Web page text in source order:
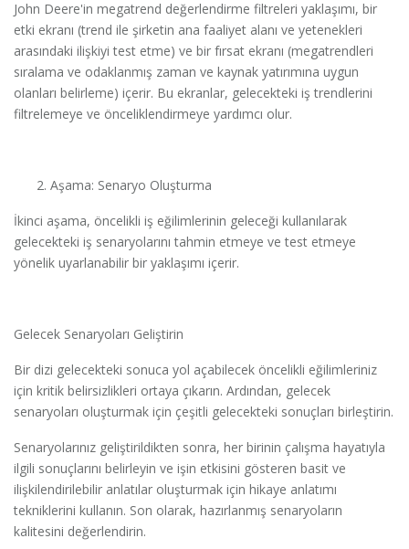
John Deere'in megatrend değerlendirme filtreleri yaklaşımı, bir
etki ekranı (trend ile şirketin ana faaliyet alanı ve yetenekleri
arasındaki ilişkiyi test etme) ve bir fırsat ekranı (megatrendleri
sıralama ve odaklanmış zaman ve kaynak yatırımına uygun
olanları belirleme) içerir. Bu ekranlar, gelecekteki iş trendlerini
filtrelemeye ve önceliklendirmeye yardımcı olur.
Aşama: Senaryo Oluşturma
İkinci aşama, öncelikli iş eğilimlerinin geleceği kullanılarak
gelecekteki iş senaryolarını tahmin etmeye ve test etmeye
yönelik uyarlanabilir bir yaklaşımı içerir.
Gelecek Senaryoları Geliştirin
Bir dizi gelecekteki sonuca yol açabilecek öncelikli eğilimleriniz
için kritik belirsizlikleri ortaya çıkarın. Ardından, gelecek
senaryoları oluşturmak için çeşitli gelecekteki sonuçları birleştirin.
Senaryolarınız geliştirildikten sonra, her birinin çalışma hayatıyla
ilgili sonuçlarını belirleyin ve işin etkisini gösteren basit ve
ilişkilendirilebilir anlatılar oluşturmak için hikaye anlatımı
tekniklerini kullanın. Son olarak, hazırlanmış senaryoların
kalitesini değerlendirin.